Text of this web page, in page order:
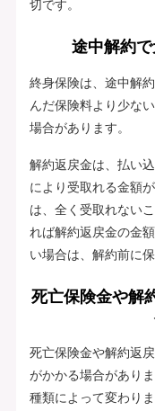
切です。
途中解約
終身保険は、途中解
んだ保険料より少な
場合があります。
解約返戻金は、払い
により受取れる金額
は、全く受取れない
れば解約返戻金の金
い場合は、解約前に
死亡保険金や解
死亡保険金や解約返
がかかる場合があり
種類によって変わり